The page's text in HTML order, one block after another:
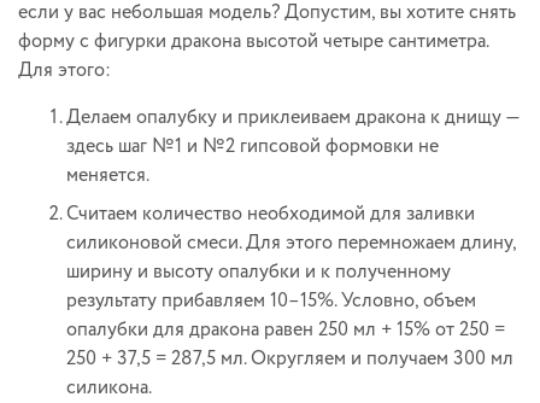
если у вас небольшая модель? Допустим, вы хотите снять
форму с фигурки дракона высотой четыре сантиметра.
Для этого:
Делаем опалубку и приклеиваем дракона к днищу —
здесь шаг №1 и №2 гипсовой формовки не
меняется.
Считаем количество необходимой для заливки
силиконовой смеси. Для этого перемножаем длину,
ширину и высоту опалубки и к полученному
результату прибавляем 10–15%. Условно, объем
опалубки для дракона равен 250 мл + 15% от 250 =
250 + 37,5 = 287,5 мл. Округляем и получаем 300 мл
силикона.